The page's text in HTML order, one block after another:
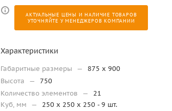
АКТУАЛЬНЫЕ ЦЕНЫ И НАЛИЧИЕ ТОВАРОВ
УТОЧНЯЙТЕ У МЕНЕДЖЕРОВ КОМПАНИИ
Характеристики
Габаритные размеры —
875 x 900
Высота
—
750
Количество элементов
—
21
Куб, мм
—
250 х 250 х 250 - 9 шт.